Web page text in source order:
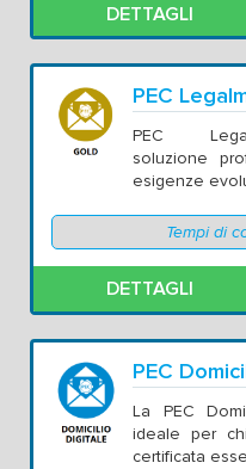
DETTAGLI
PEC
PEC
soluzione
esigenze
Tempi di
DETTAGLI
PEC
La PEC
ideale per
certificata